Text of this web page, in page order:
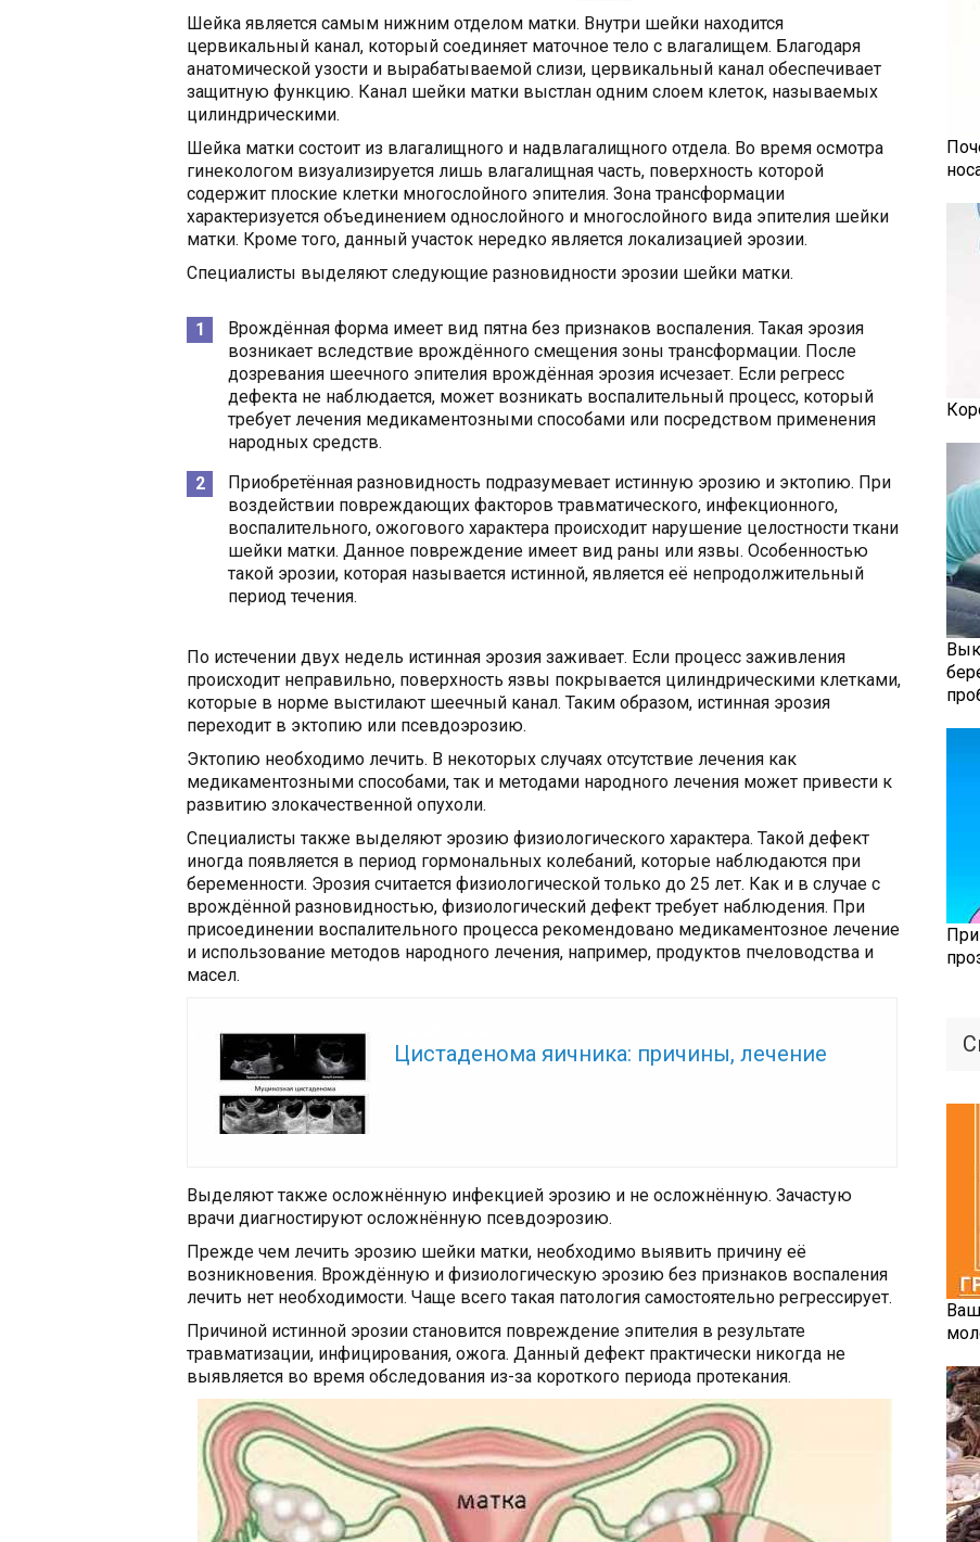
Шейка является самым нижним отделом матки. Внутри шейки находится
цервикальный канал, который соединяет маточное тело с влагалищем. Благодаря
анатомической узости и вырабатываемой слизи, цервикальный канал обеспечивает
защитную функцию. Канал шейки матки выстлан одним слоем клеток, называемых
цилиндрическими.
Шейка матки состоит из влагалищного и надвлагалищного отдела. Во время осмотра
гинекологом визуализируется лишь влагалищная часть, поверхность которой
содержит плоские клетки многослойного эпителия. Зона трансформации
характеризуется объединением однослойного и многослойного вида эпителия шейки
матки. Кроме того, данный участок нередко является локализацией эрозии.
Специалисты выделяют следующие разновидности эрозии шейки матки.
Врождённая форма имеет вид пятна без признаков воспаления. Такая эрозия
возникает вследствие врождённого смещения зоны трансформации. После
дозревания шеечного эпителия врождённая эрозия исчезает. Если регресс
дефекта не наблюдается, может возникать воспалительный процесс, который
требует лечения медикаментозными способами или посредством применения
народных средств.
Приобретённая разновидность подразумевает истинную эрозию и эктопию. При
воздействии повреждающих факторов травматического, инфекционного,
воспалительного, ожогового характера происходит нарушение целостности ткани
шейки матки. Данное повреждение имеет вид раны или язвы. Особенностью
такой эрозии, которая называется истинной, является её непродолжительный
период течения.
По истечении двух недель истинная эрозия заживает. Если процесс заживления
происходит неправильно, поверхность язвы покрывается цилиндрическими клетками,
которые в норме выстилают шеечный канал. Таким образом, истинная эрозия
переходит в эктопию или псевдоэрозию.
Эктопию необходимо лечить. В некоторых случаях отсутствие лечения как
медикаментозными способами, так и методами народного лечения может привести к
развитию злокачественной опухоли.
Специалисты также выделяют эрозию физиологического характера. Такой дефект
иногда появляется в период гормональных колебаний, которые наблюдаются при
беременности. Эрозия считается физиологической только до 25 лет. Как и в случае с
врождённой разновидностью, физиологический дефект требует наблюдения. При
присоединении воспалительного процесса рекомендовано медикаментозное лечение
и использование методов народного лечения, например, продуктов пчеловодства и
масел.
Цистаденома яичника: причины, лечение
Выделяют также осложнённую инфекцией эрозию и не осложнённую. Зачастую
врачи диагностируют осложнённую псевдоэрозию.
Прежде чем лечить эрозию шейки матки, необходимо выявить причину её
возникновения. Врождённую и физиологическую эрозию без признаков воспаления
лечить нет необходимости. Чаще всего такая патология самостоятельно регрессирует.
Причиной истинной эрозии становится повреждение эпителия в результате
травматизации, инфицирования, ожога. Данный дефект практически никогда не
выявляется во время обследования из-за короткого периода протекания.
При